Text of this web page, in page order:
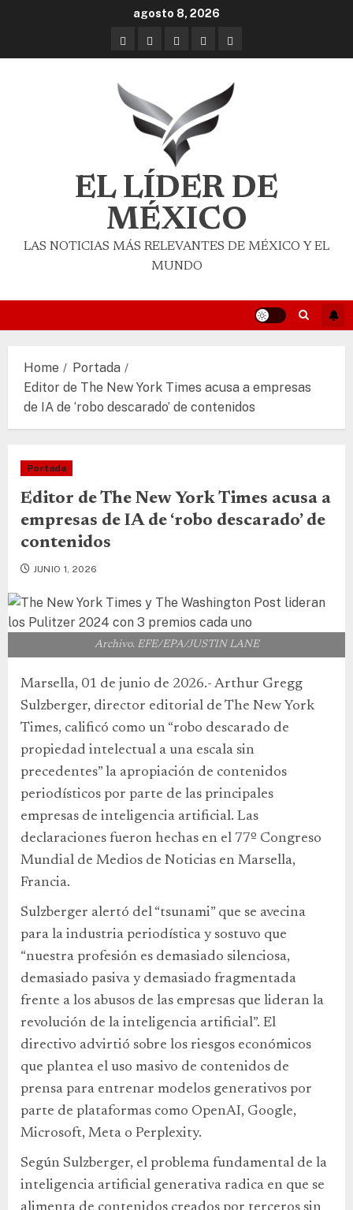
agosto 8, 2026
EL LÍDER DE
MÉXICO
LAS NOTICIAS MÁS RELEVANTES DE MÉXICO Y EL
MUNDO
Home
Portada
Editor de The New York Times acusa a empresas
de IA de ‘robo descarado’ de contenidos
Portada
Editor de The New York Times acusa a
empresas de IA de ‘robo descarado’ de
contenidos
JUNIO 1, 2026
Archivo. EFE/EPA/JUSTIN LANE
Marsella, 01 de junio de 2026.- Arthur Gregg
Sulzberger, director editorial de The New York
Times, calificó como un “robo descarado de
propiedad intelectual a una escala sin
precedentes” la apropiación de contenidos
periodísticos por parte de las principales
empresas de inteligencia artificial. Las
declaraciones fueron hechas en el 77º Congreso
Mundial de Medios de Noticias en Marsella,
Francia.
Sulzberger alertó del “tsunami” que se avecina
para la industria periodística y sostuvo que
“nuestra profesión es demasiado silenciosa,
demasiado pasiva y demasiado fragmentada
frente a los abusos de las empresas que lideran la
revolución de la inteligencia artificial”. El
directivo advirtió sobre los riesgos económicos
que plantea el uso masivo de contenidos de
prensa para entrenar modelos generativos por
parte de plataformas como OpenAI, Google,
Microsoft, Meta o Perplexity.
Según Sulzberger, el problema fundamental de la
inteligencia artificial generativa radica en que se